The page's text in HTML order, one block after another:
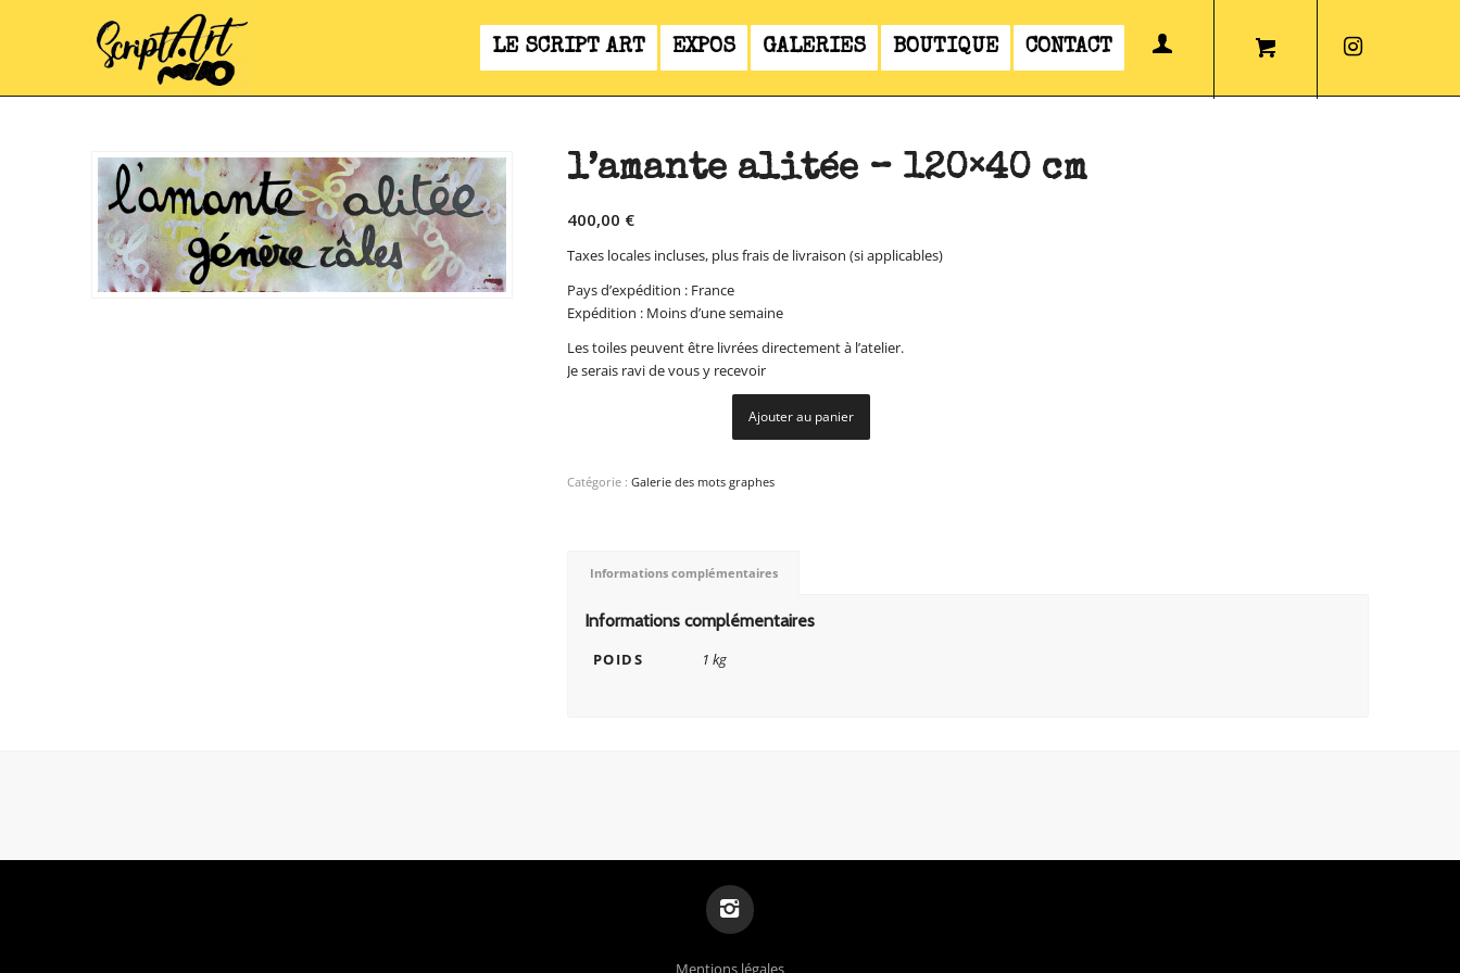
LE SCRIPT ART EXPOS GALERIES BOUTIQUE CONTACT
l’amante alitée – 120×40 cm
400,00 €
Taxes locales incluses, plus frais de livraison (si applicables)
Pays d’expédition : France
Expédition : Moins d’une semaine
Les toiles peuvent être livrées directement à l’atelier.
Je serais ravi de vous y recevoir
Ajouter au panier
Catégorie : Galerie des mots graphes
Informations complémentaires
Informations complémentaires
POIDS 1 kg
Mentions légales